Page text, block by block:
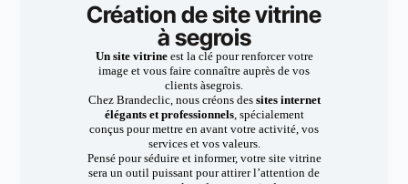
Création de site vitrine
à segrois
Un site vitrineest la clé pour renforcer votre
image et vous faire connaître auprès de vos
clients àsegrois.
Chez Brandeclic, nous créons dessites internet
élégants et professionnels, spécialement
conçus pour mettre en avant votre activité, vos
services et vos valeurs.
Pensé pour séduire et informer, votre site vitrine
sera un outil puissant pour attirer l’attention de